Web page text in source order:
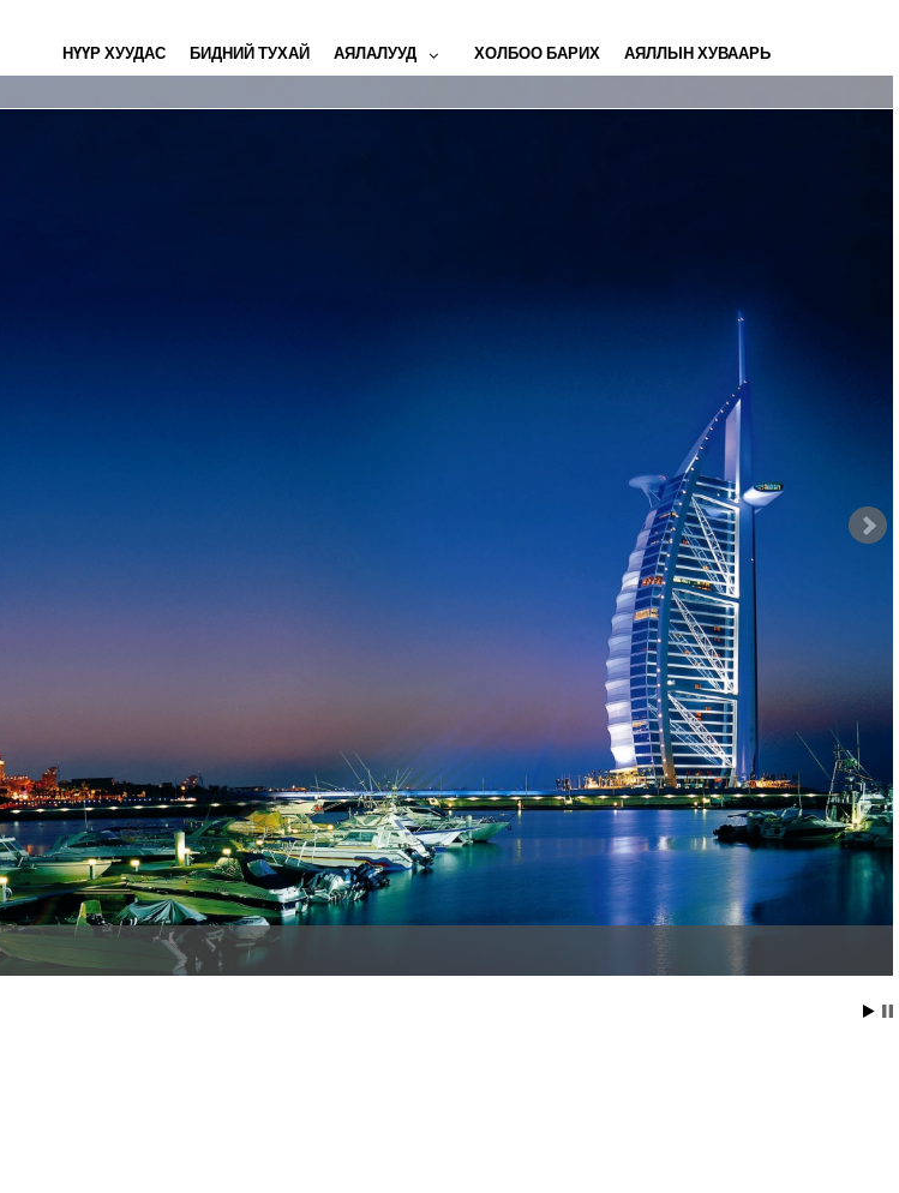
НҮҮР ХУУДАС БИДНИЙ ТУХАЙ АЯЛАЛУУД ХОЛБОО БАРИХ АЯЛЛЫН ХУВААРЬ